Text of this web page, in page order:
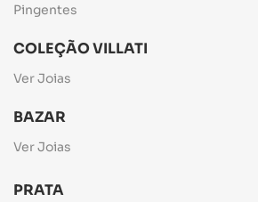
Pingentes
COLEÇÃO VILLATI
Ver Joias
BAZAR
Ver Joias
PRATA